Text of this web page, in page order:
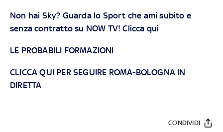
Non hai Sky? Guarda lo Sport che ami subito e
senza contratto su NOW TV!Clicca qui
LE PROBABILI FORMAZIONI
CLICCA QUI PER SEGUIRE ROMA-BOLOGNA IN
DIRETTA
CONDIVIDI